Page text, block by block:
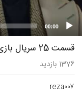
00:00
قسمت 25 سریال بازی سرنوشت من Kaderimin Oyunu
1376 بازدید
reza007